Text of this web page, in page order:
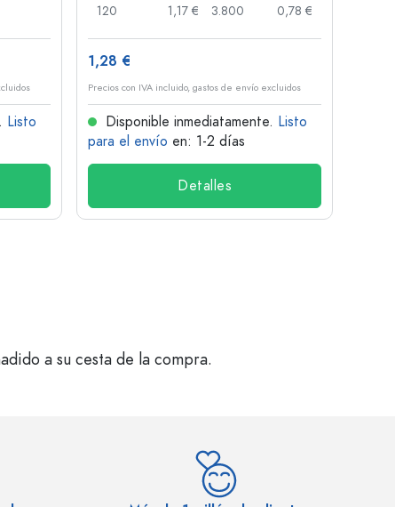
Listo
120
1,17 €
3.800
0,78 €
1,28 €
Precios con IVA incluido, gastos de envío excluidos
Disponible inmediatamente. Listo
para el envío en: 1-2 días
Detalles
a su cesta de la compra.